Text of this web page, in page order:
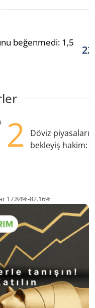
beğenmedi: 1,5
2
Döviz
bekleyiş hakim:
17.84%-82.16%